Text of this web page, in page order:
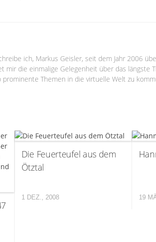
ich, Markus Geisler, seit dem Jahr 2006
mir die einmalige Gelegenheit über das längste
Themen in die virtuelle Welt zu
Die Feuerteufel aus dem
Ötztal
1 DEZ., 2008 19